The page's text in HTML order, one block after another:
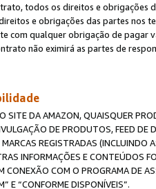
todos os direitos e obrigações
e obrigações das partes nos
com qualquer obrigação de
não eximirá as partes de
SITE DA AMAZON, QUAISQUER
DE PRODUTOS, FEED
REGISTRADAS
INFORMAÇÕES E CONTEÚDOS
CONEXÃO COM O PROGRAMA DE
E “CONFORME DISPONÍVEIS”.